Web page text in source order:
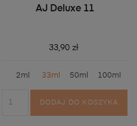
AJ Deluxe 11
33,90 zł
2ml 33ml 50ml 100ml
DODAJ DO KOSZYKA